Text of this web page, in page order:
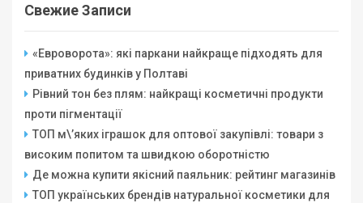
Свежие Записи
«Евроворота»: які паркани найкраще підходять для
приватних будинків у Полтаві
Рівний тон без плям: найкращі косметичні продукти
проти пігментації
ТОП м\’яких іграшок для оптової закупівлі: товари з
високим попитом та швидкою оборотністю
Де можна купити якісний паяльник: рейтинг магазинів
ТОП українських брендів натуральної косметики для